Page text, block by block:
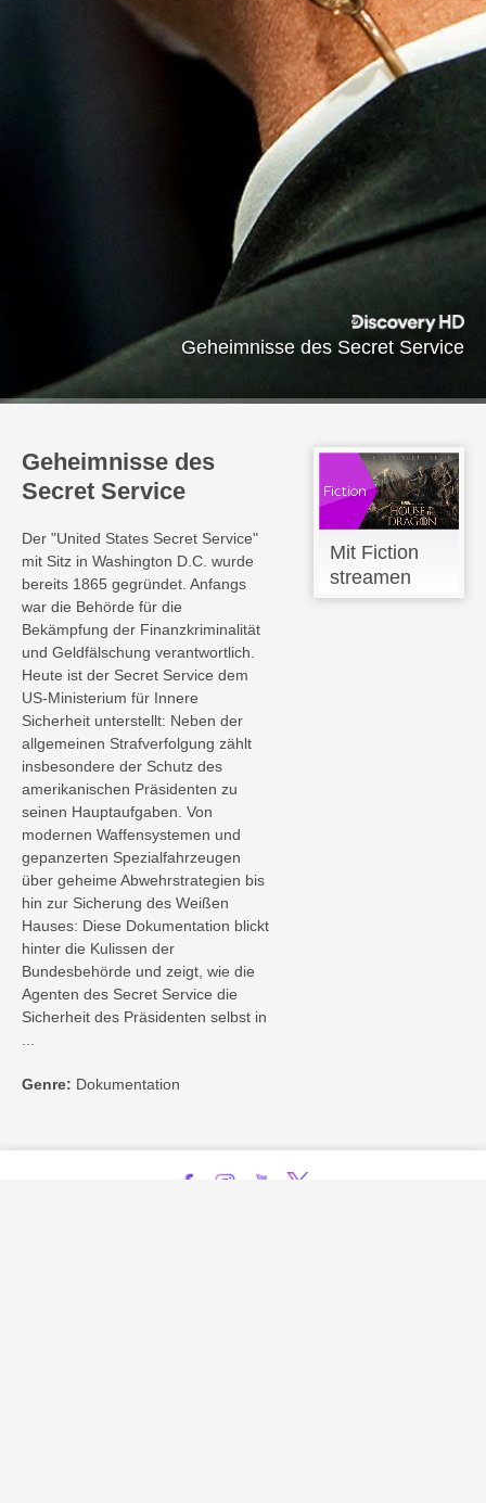
Geheimnisse des Secret Service
Geheimnisse des
Secret Service
Der "United States Secret Service"
mit Sitz in Washington D.C. wurde
bereits 1865 gegründet. Anfangs
war die Behörde für die
Bekämpfung der Finanzkriminalität
und Geldfälschung verantwortlich.
Heute ist der Secret Service dem
US-Ministerium für Innere
Sicherheit unterstellt: Neben der
allgemeinen Strafverfolgung zählt
insbesondere der Schutz des
amerikanischen Präsidenten zu
seinen Hauptaufgaben. Von
modernen Waffensystemen und
gepanzerten Spezialfahrzeugen
über geheime Abwehrstrategien bis
hin zur Sicherung des Weißen
Hauses: Diese Dokumentation blickt
hinter die Kulissen der
Bundesbehörde und zeigt, wie die
Agenten des Secret Service die
Sicherheit des Präsidenten selbst in
Genre: Dokumentation
Mit Fiction
streamen